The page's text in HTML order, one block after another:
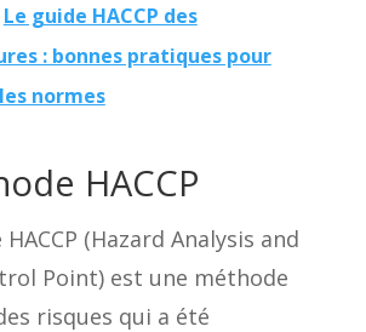
Le guide HACCP des
: bonnes pratiques pour
normes
HACCP
(Hazard Analysis and
Point) est une méthode
risques qui a été